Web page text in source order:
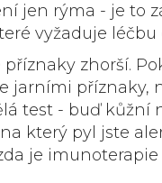
jen rýma - je to
vyžaduje léčbu
příznaky zhorší.
jarními příznaky,
test - buď kůžní
který pyl jste
je imunoterapie